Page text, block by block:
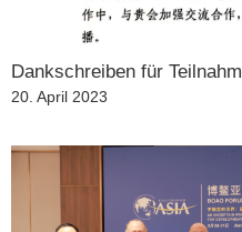
Dankschreiben für
Veröffentlicht
20. April 2023